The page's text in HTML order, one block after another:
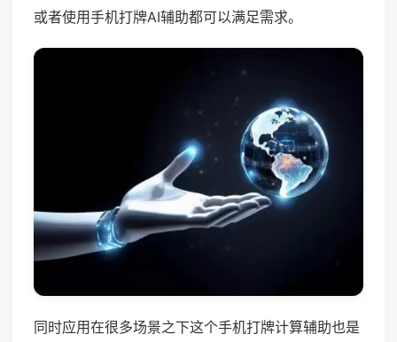
或者使用手机打牌AI辅助都可以满足需求。
同时应用在很多场景之下这个手机打牌计算辅助也是